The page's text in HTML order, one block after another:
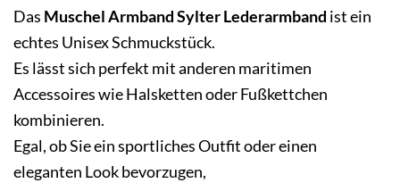
Das Muschel Armband Sylter Lederarmband ist ein
echtes Unisex Schmuckstück.
Es lässt sich perfekt mit anderen maritimen
Accessoires wieHalskettenoderFußkettchen
kombinieren.
Egal, ob Sie ein sportliches Outfit oder einen
eleganten Look bevorzugen,